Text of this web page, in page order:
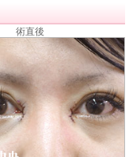
術直後